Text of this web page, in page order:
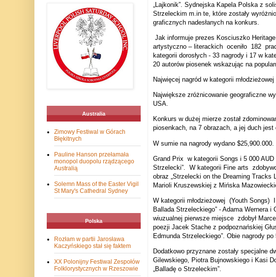
„Lajkonik”. Sydnejska Kapela Polska z
Strzeleckim m.in te, które zostały
graficznych nadesłanych na konkurs.
Jak informuje prezes Kosciuszko Heritage
artystyczno – literackich oceniło 182
kategorii dorosłych - 33 nagrody i 17 w
20 autorów piosenek wskazując na
Najwięcej nagród w kategorii
Największe zróżnicowanie geograficzne
USA.
Konkurs w dużej mierze został
piosenkach, na 7 obrazach, a jej duch
W sumie na nagrody wydano $25,900.000.
Grand Prix w kategorii Songs i 5 000
Strzelecki”.
W kategorii Fine arts
obraz „Strzelecki on the Dreaming Tracks
Marioli Kruszewskiej z Mińska
W kategorii młodzieżowej (Youth Songs)
Ballada Strzeleckiego” - Adama Wernera
wiuzualnej pierwsze miejsce zdobył
poezji Jacek Stache z podpoznańskiej
Edmunda Strzeleckiego”. Obie nagrody po
Dodatkowo przyznane zostały specjalne
Gilewskiego, Piotra Bujnowskiego i Kasi
„Balladę o Strzeleckim”.
Australia
Zimowy Festiwal w Górach
Błękitnych
Pauline Hanson przełamała
monopol duopolu rządzącego
Australią
Solemn Mass of the Easter Vigil
St Mary's Cathedral Sydney
Polska
Rozłam w partii Jarosława
Kaczyńskiego stał się faktem
XX Polonijny Festiwal Zespołów
Folklorystycznych w Rzeszowie